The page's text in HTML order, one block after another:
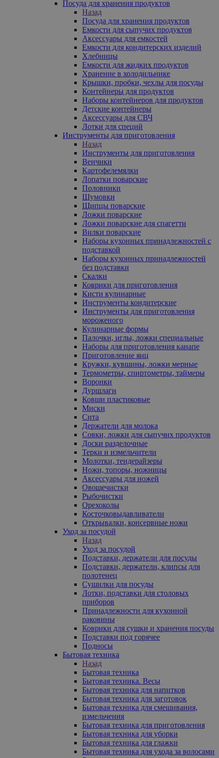
Посуда для хранения продуктов
Назад
Посуда для хранения продуктов
Емкости для сыпучих продуктов
Аксессуары для емкостей
Емкости для кондитерских изделий
Хлебницы
Емкости для жидких продуктов
Хранение в холодильнике
Крышки, пробки, чехлы для посуды
Контейнеры для продуктов
Наборы контейнеров для продуктов
Детские контейнеры
Аксессуары для СВЧ
Лотки для специй
Инструменты для приготовления
Назад
Инструменты для приготовления
Венчики
Картофелемялки
Лопатки поварские
Половники
Шумовки
Щипцы поварские
Ложки поварские
Ложки поварские для спагетти
Вилки поварские
Наборы кухонных принадлежностей с
подставкой
Наборы кухонных принадлежностей
без подставки
Скалки
Коврики для приготовления
Кисти кулинарные
Инструменты кондитерские
Инструменты для приготовления
мороженого
Кулинарные формы
Палочки, иглы, ложки специальные
Наборы для приготовления канапе
Приготовление яиц
Кружки, кувшины, ложки мерные
Термометры, спиртометры, таймеры
Воронки
Дуршлаги
Ковши пластиковые
Миски
Сита
Держатели для молока
Совки, ложки для сыпучих продуктов
Доски разделочные
Терки и измельчители
Молотки, тендерайзеры
Ножи, топоры, ножницы
Аксессуары для ножей
Овощечистки
Рыбочистки
Орехоколы
Косточковыдавливатели
Открывалки, консервные ножи
Уход за посудой
Назад
Уход за посудой
Подставки, держатели для посуды
Подставки, держатели, клипсы для
полотенец
Сушилки для посуды
Лотки, подставки для столовых
приборов
Принадлежности для кухонной
раковины
Коврики для сушки и хранения посуды
Подставки под горячее
Подносы
Бытовая техника
Назад
Бытовая техника
Бытовая техника. Весы
Бытовая техника для напитков
Бытовая техника для заготовок
Бытовая техника для смешивания,
измельчения
Бытовая техника для приготовления
Бытовая техника для уборки
Бытовая техника для глажки
Бытовая техника для ухода за волосами